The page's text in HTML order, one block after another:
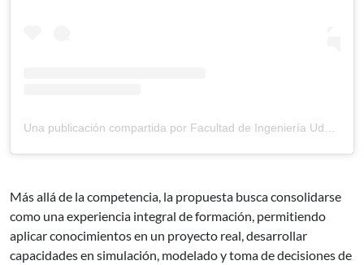
Más allá de la competencia, la propuesta busca consolidarse
como una experiencia integral de formación, permitiendo
aplicar conocimientos en un proyecto real, desarrollar
capacidades en simulación, modelado y toma de decisiones de